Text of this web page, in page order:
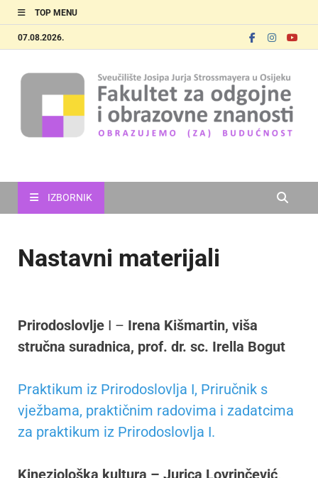
TOP MENU
07.08.2026.
IZBORNIK
Nastavni materijali
Prirodoslovlje I – Irena Kišmartin, viša
stručna suradnica, prof. dr. sc. Irella Bogut
Praktikum iz Prirodoslovlja I, Priručnik s
vježbama, praktičnim radovima i zadatcima
za praktikum iz Prirodoslovlja I.
Kineziološka kultura – Jurica Lovrinčević,